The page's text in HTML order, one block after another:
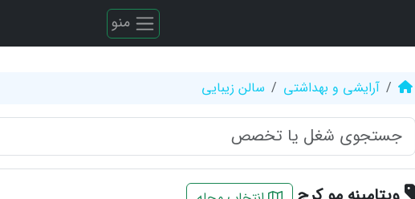
منو
آرایشی و بهداشتی سالن زیبایی